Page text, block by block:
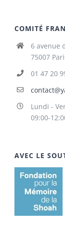
COMITÉ
6 avenue
75007
01 47 20
Lundi -
09:00-
AVEC LE